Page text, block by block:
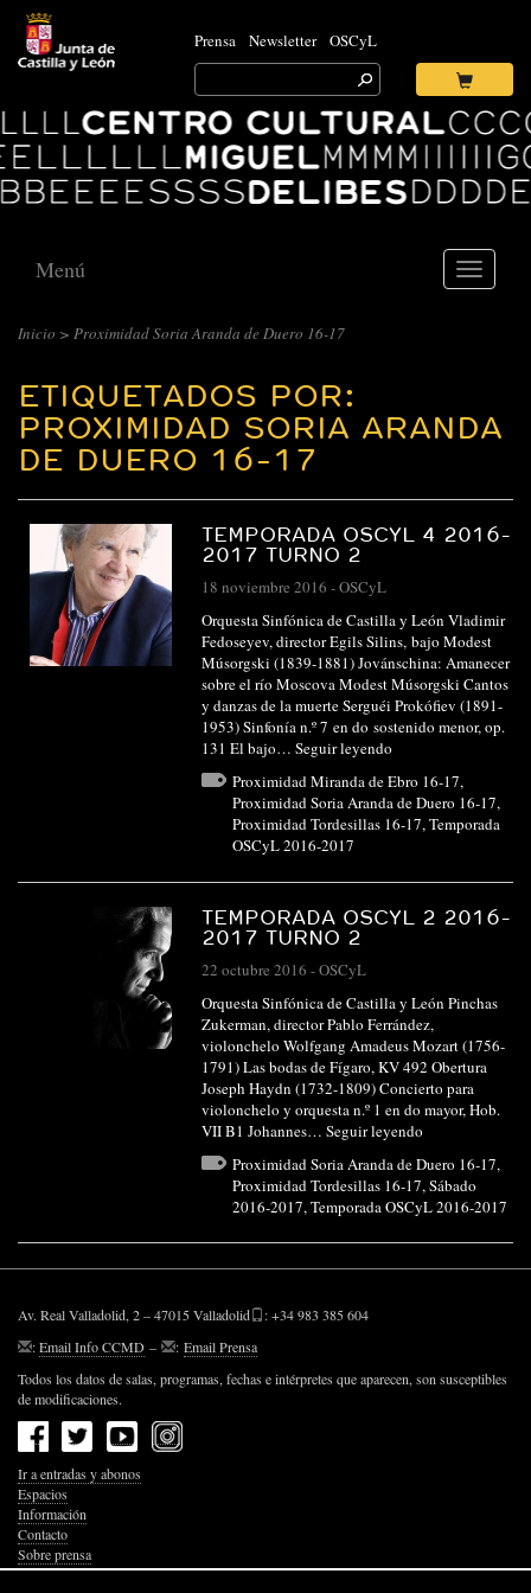
Prensa Newsletter OSCyL
Search
for:
Ok
Centro
Cultural
Miguel
Delibes
Toggle
Menú
Inicio > Proximidad Soria Aranda de Duero 16-17
ETIQUETADOS POR:
PROXIMIDAD SORIA ARANDA
DE DUERO 16-17
TEMPORADA OSCYL 4 2016-
2017 TURNO 2
18 noviembre 2016 -OSCyL
Orquesta Sinfónica de Castilla y León Vladimir
Fedoseyev, director Egils Silins, bajo Modest
Músorgski (1839-1881) Jovánschina: Amanecer
sobre el río Moscova Modest Músorgski Cantos
y danzas de la muerte Serguéi Prokófiev (1891-
1953) Sinfonía n.º 7 en do sostenido menor, op.
131 El bajo… Seguir leyendo
Proximidad Miranda de Ebro 16-17,
Proximidad Soria Aranda de Duero 16-17,
Proximidad Tordesillas 16-17,Temporada
OSCyL 2016-2017
TEMPORADA OSCYL 2 2016-
2017 TURNO 2
22 octubre 2016 -OSCyL
Orquesta Sinfónica de Castilla y León Pinchas
Zukerman, director Pablo Ferrández,
violonchelo Wolfgang Amadeus Mozart (1756-
1791) Las bodas de Fígaro, KV 492 Obertura
Joseph Haydn (1732-1809) Concierto para
violonchelo y orquesta n.º 1 en do mayor, Hob.
VII B1 Johannes… Seguir leyendo
Proximidad Soria Aranda de Duero 16-17,
Proximidad Tordesillas 16-17, Sábado
2016-2017, Temporada OSCyL 2016-2017
Av. Real Valladolid, 2 – 47015 Valladolid
: +34 983 385 604
:Email Info CCMD – : Email Prensa
Todos los datos de salas, programas, fechas e intérpretes que aparecen, son susceptibles
de modificaciones.
Ir a entradas y abonos
Espacios
Información
Contacto
Sobre prensa
Política de Privacidad